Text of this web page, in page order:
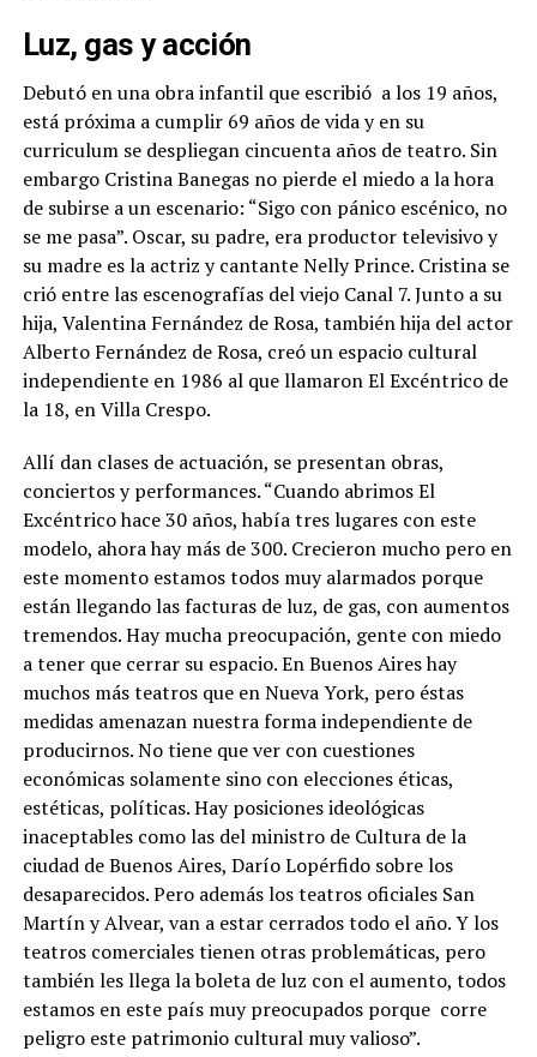
Luz, gas y acción
Debutó en una obra infantil que escribió a los 19 años,
está próxima a cumplir 69 años de vida y en su
curriculum se despliegan cincuenta años de teatro. Sin
embargo Cristina Banegas no pierde el miedo a la hora
de subirse a un escenario: “Sigo con pánico escénico, no
se me pasa”. Oscar, su padre, era productor televisivo y
su madre es la actriz y cantante Nelly Prince. Cristina se
crió entre las escenografías del viejo Canal 7. Junto a su
hija, Valentina Fernández de Rosa, también hija del actor
Alberto Fernández de Rosa, creó un espacio cultural
independiente en 1986 al que llamaron El Excéntrico de
la 18, en Villa Crespo.
Allí dan clases de actuación, se presentan obras,
conciertos y performances. “Cuando abrimos El
Excéntrico hace 30 años, había tres lugares con este
modelo, ahora hay más de 300. Crecieron mucho pero en
este momento estamos todos muy alarmados porque
están llegando las facturas de luz, de gas, con aumentos
tremendos. Hay mucha preocupación, gente con miedo
a tener que cerrar su espacio. En Buenos Aires hay
muchos más teatros que en Nueva York, pero éstas
medidas amenazan nuestra forma independiente de
producirnos.No tiene que ver con cuestiones
económicas solamente sino con elecciones éticas,
estéticas, políticas. Hay posiciones ideológicas
inaceptables como las del ministro de Cultura de la
ciudad de Buenos Aires, Darío Lopérfido sobre los
desaparecidos. Pero además los teatros oficiales San
Martín y Alvear, van a estar cerrados todo el año. Y los
teatros comerciales tienen otras problemáticas, pero
también les llega la boleta de luz con el aumento, todos
estamos en este país muy preocupados porque corre
peligro este patrimonio cultural muy valioso”.